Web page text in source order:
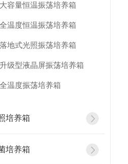
大容量恒温振荡培养箱
全温度恒温振荡培养箱
落地式光照振荡培养箱
升级型液晶屏振荡培养箱
全温度振荡培养箱
培养箱
培养箱